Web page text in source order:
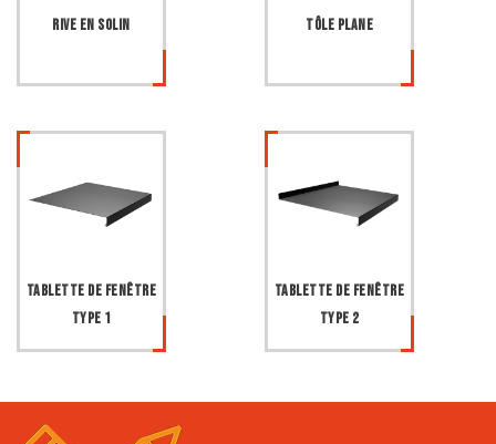
Rive en solin Tôle plane
Tablette de fenêtre
type 1
Tablette de fenêtre
type 2